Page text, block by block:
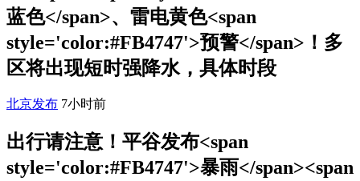
蓝色</span>、雷电黄色<span
style='color:#FB4747'>预警</span>！多
区将出现短时强降水，具体时段
北京发布 7小时前
出行请注意！平谷发布<span
style='color:#FB4747'>暴雨</span><span